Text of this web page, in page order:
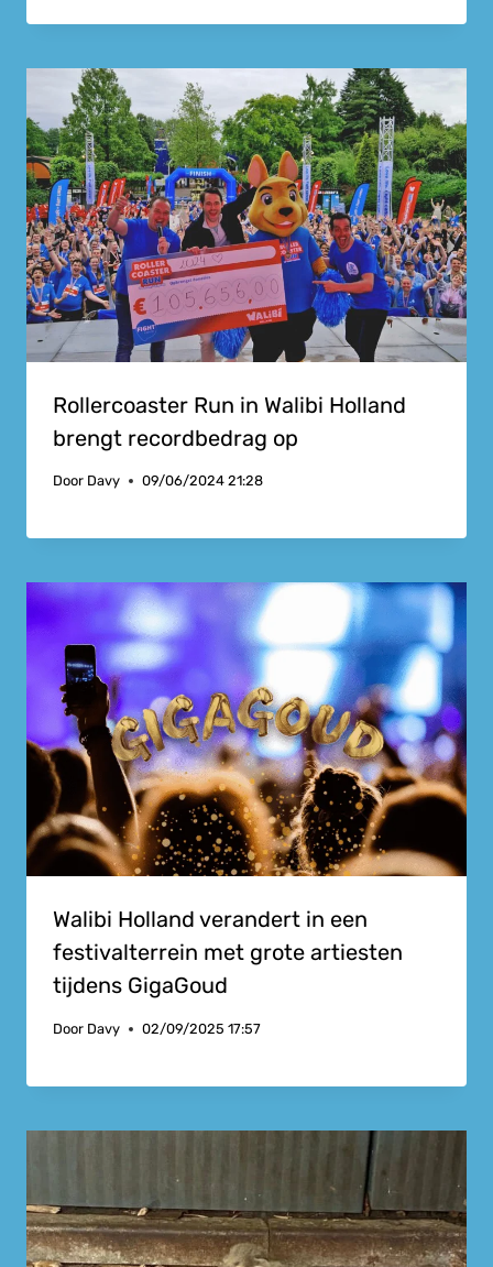
Rollercoaster Run in Walibi Holland
brengt recordbedrag op
Door Davy 09/06/2024 21:28
Walibi Holland verandert in een
festivalterrein met grote artiesten
tijdens GigaGoud
Door Davy 02/09/2025 17:57